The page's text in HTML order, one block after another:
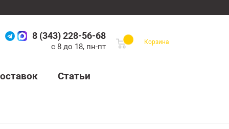
8 (343) 228-56-68
с 8 до 18, пн-пт
Корзина
Статьи